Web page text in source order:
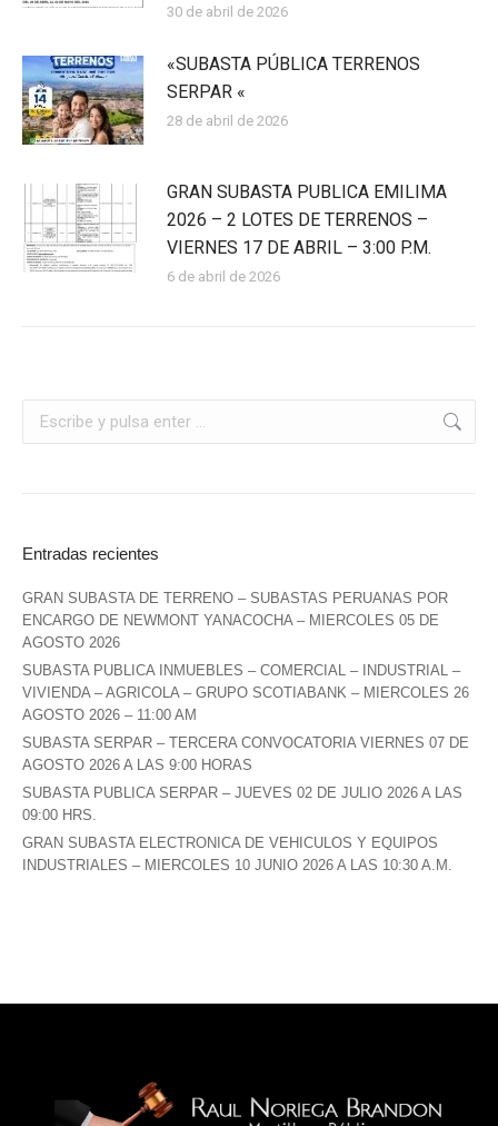
30 de abril de 2026
«SUBASTA PÚBLICA TERRENOS
SERPAR «
28 de abril de 2026
GRAN SUBASTA PUBLICA EMILIMA
2026 – 2 LOTES DE TERRENOS –
VIERNES 17 DE ABRIL – 3:00 P.M.
6 de abril de 2026
Entradas recientes
GRAN SUBASTA DE TERRENO – SUBASTAS PERUANAS POR
ENCARGO DE NEWMONT YANACOCHA – MIERCOLES 05 DE
AGOSTO 2026
SUBASTA PUBLICA INMUEBLES – COMERCIAL – INDUSTRIAL –
VIVIENDA – AGRICOLA – GRUPO SCOTIABANK – MIERCOLES 26
AGOSTO 2026 – 11:00 AM
SUBASTA SERPAR – TERCERA CONVOCATORIA VIERNES 07 DE
AGOSTO 2026 A LAS 9:00 HORAS
SUBASTA PUBLICA SERPAR – JUEVES 02 DE JULIO 2026 A LAS
09:00 HRS.
GRAN SUBASTA ELECTRONICA DE VEHICULOS Y EQUIPOS
INDUSTRIALES – MIERCOLES 10 JUNIO 2026 A LAS 10:30 A.M.